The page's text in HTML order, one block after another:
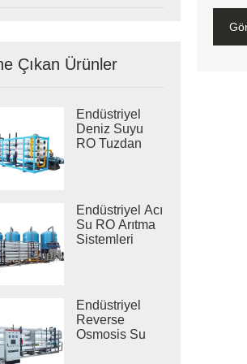
Çıkan Ürünler
Endüstriyel
Deniz Suyu
RO Tuzdan
Endüstriyel Acı
Su RO Arıtma
Sistemleri
Endüstriyel
Reverse
Osmosis Su